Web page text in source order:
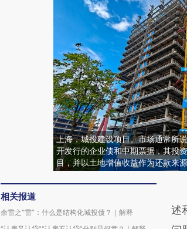
上海，城投建设项目。市场通常所
开发行的企业债和中期票据，其投
目，并以土地增值收益作为还款来
相关报道
余雷之“雷”：什么是结构化城投债？｜解释
述